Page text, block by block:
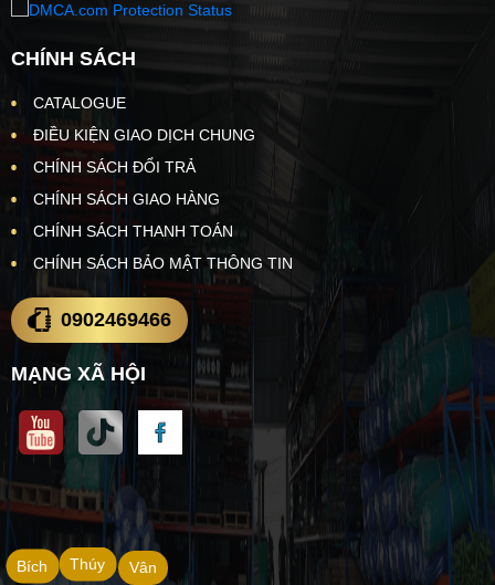
CHÍNH SÁCH
CATALOGUE
ĐIỀU KIỆN GIAO DỊCH CHUNG
CHÍNH SÁCH ĐỔI TRẢ
CHÍNH SÁCH GIAO HÀNG
CHÍNH SÁCH THANH TOÁN
CHÍNH SÁCH BẢO MẬT THÔNG TIN
0902469466
MẠNG XÃ HỘI
Vân
Thúy
Bích